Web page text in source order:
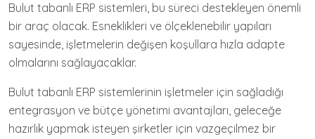
Bulut tabanlı ERP sistemleri, bu süreci destekleyen önemli
bir araç olacak. Esneklikleri ve ölçeklenebilir yapıları
sayesinde, işletmelerin değişen koşullara hızla adapte
olmalarını sağlayacaklar.
Bulut tabanlı ERP sistemlerinin işletmeler için sağladığı
entegrasyon ve bütçe yönetimi avantajları, geleceğe
hazırlık yapmak isteyen şirketler için vazgeçilmez bir